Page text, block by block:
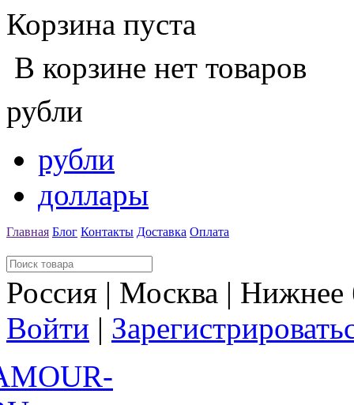
Корзина пуста
В корзине нет товаров
рубли
рубли
доллары
Главная Блог Контакты Доставка Оплата
Россия | Москва |
Войти |